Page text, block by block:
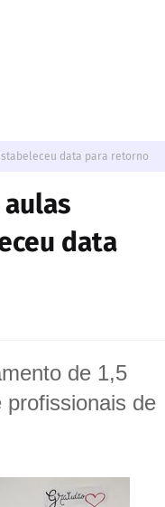
data para retorno
data
de 1,5
de